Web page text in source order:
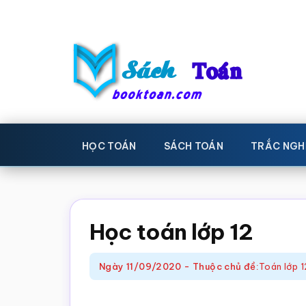
Sách
Toán
-
Học
toán
Học
toán,
toán,
Sách
HỌC TOÁN SÁCH TOÁN TRẮC
Học toán lớp 12
Ngày 11/09/2020 - Thuộc chủ đề:Toán lớp